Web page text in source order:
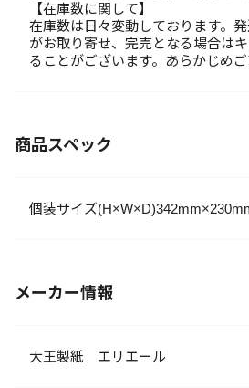
【在庫数に関して】
在庫数は日々変動しております。
がお取り寄せ、完売となる場合は
ることがございます。あらかじめご
商品スペック
個装サイズ
メーカー情報
大王製紙 エリエール